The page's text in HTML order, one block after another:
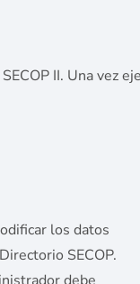
II. Una vez
los datos
SECOP.